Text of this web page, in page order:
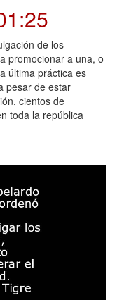
de los
promocionar a una, o
última práctica es
pesar de estar
cientos de
toda la república